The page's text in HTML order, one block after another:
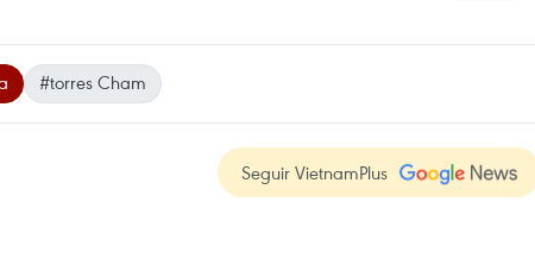
#torres Cham
Seguir VietnamPlus